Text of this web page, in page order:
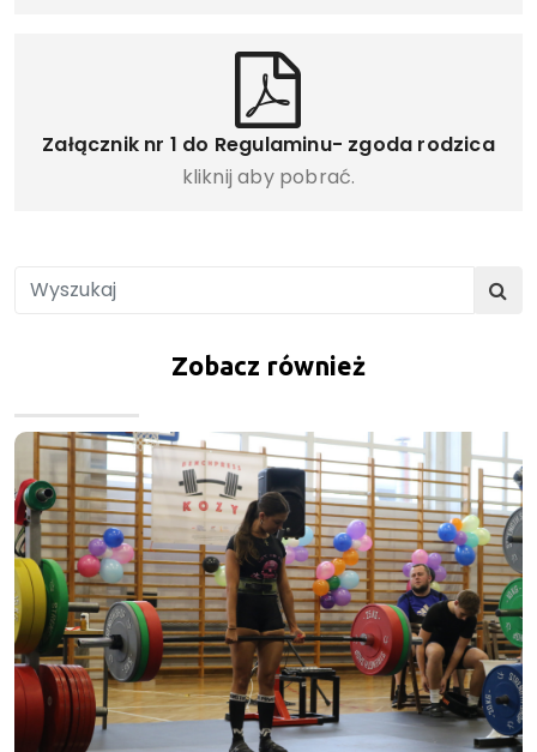
Załącznik nr 1 do Regulaminu- zgoda rodzica
kliknij aby pobrać.
Zobacz również